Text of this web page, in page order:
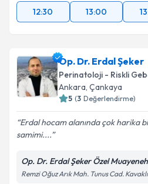
12:30
13:00
Op. Dr. Erdal Şeker
Perinatoloji - Riskli
Ankara, Çankaya
5 (3 Değerlendirme)
Erdal hocam alanında çok harika
samimi....
Op. Dr. Erdal Şeker Özel
Remzi Oğuz Arık Mah. Tunus Cad.